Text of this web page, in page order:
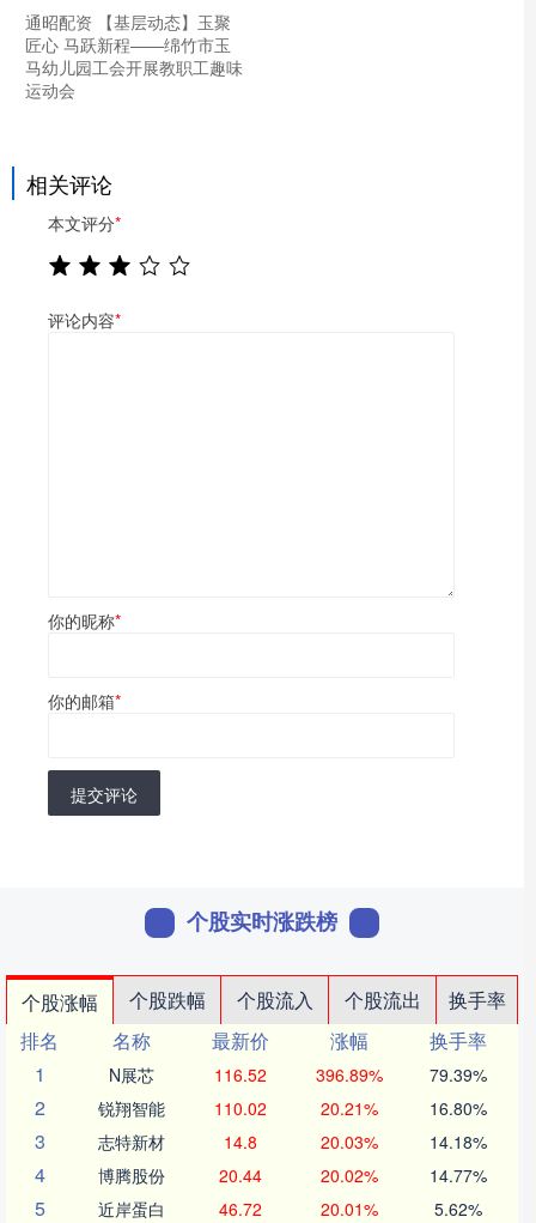
通昭配资 【基层动态】玉聚
匠心 马跃新程——绵竹市玉
马幼儿园工会开展教职工趣味
运动会
相关评论
本文评分*
评论内容*
你的昵称*
你的邮箱*
提交评论
个股实时涨跌榜
个股涨幅 个股跌幅 个股流入 个股流出
换手率
排名
名称 最新价 涨幅
换手率
1
N展芯 116.52 396.89% 79.39%
2 锐翔智能 110.02 20.21% 16.80%
3 志特新材 14.8 20.03% 14.18%
4 博腾股份 20.44 20.02% 14.77%
5 近岸蛋白 46.72 20.01% 5.62%